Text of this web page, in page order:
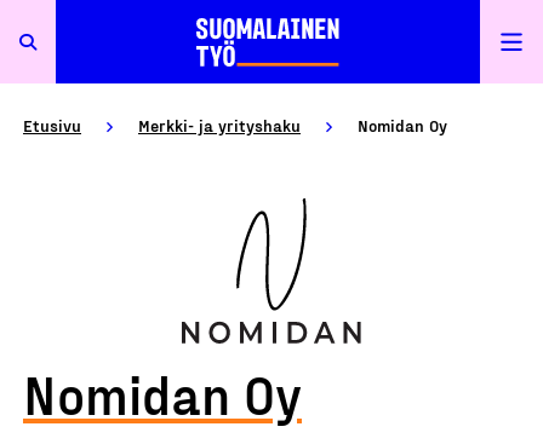
Etusivu Merkki- ja yrityshaku Nomidan Oy
Nomidan Oy